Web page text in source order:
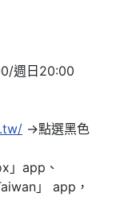
週日20:00
→點選黑色
」app、
」 app，